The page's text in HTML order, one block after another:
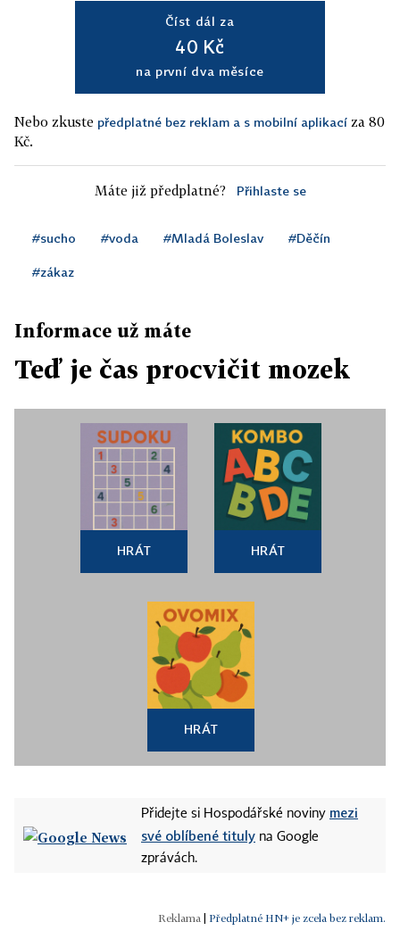
Číst dál za
40 Kč
na první dva měsíce
Nebo zkuste předplatné bez reklam a s mobilní aplikací za 80
Kč.
Máte již předplatné? Přihlaste se
#sucho #voda #Mladá Boleslav #Děčín
#zákaz
Informace už máte
Teď je čas procvičit mozek
HRÁT HRÁT
HRÁT
Přidejte si Hospodářské noviny mezi
své oblíbené tituly na Google
zprávách.
Předplatné HN+ je zcela bez reklam.